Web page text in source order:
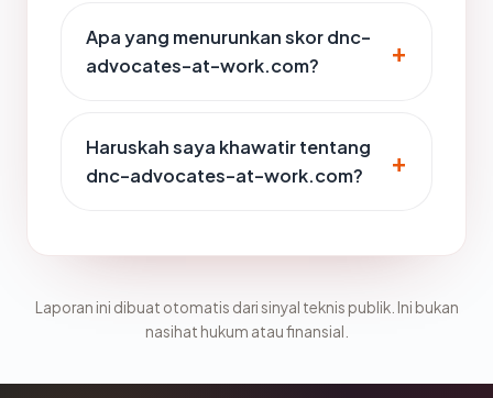
Apa yang menurunkan skor dnc-
advocates-at-work.com?
Haruskah saya khawatir tentang
dnc-advocates-at-work.com?
Laporan ini dibuat otomatis dari sinyal teknis publik. Ini bukan
nasihat hukum atau finansial.